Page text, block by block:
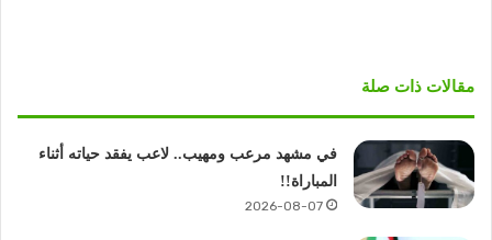
مقالات ذات صلة
في مشهد مرعب ومهيب.. لاعب يفقد حياته أثناء
المباراة!!
2026-08-07